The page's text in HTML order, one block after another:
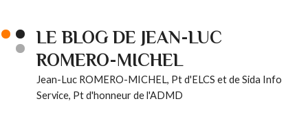
LE BLOG DE JEAN-LUC
ROMERO-MICHEL
Jean-Luc ROMERO-MICHEL, Pt d'ELCS et de Sida Info
Service, Pt d'honneur de l'ADMD